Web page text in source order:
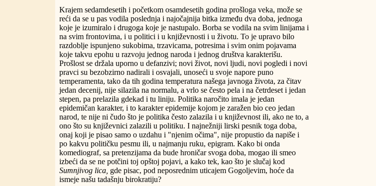
Krajem sedamdesetih i početkom osamdesetih godina prošloga veka, može se
reći da se u pas vodila poslednja i najočajnija bitka između dva doba, jednoga
koje je izumiralo i drugoga koje je nastupalo. Borba se vodila na svim linijama i
na svim frontovima, i u politici i u književnosti i u životu. To je upravo bilo
razdoblje ispunjeno sukobima, trzavicama, potresima i svim onim pojavama
koje takvu epohu u razvoju jednog naroda i jednog društva karakterišu.
Prošlost se držala uporno u defanzivi; novi život, novi ljudi, novi pogledi i novi
pravci su bezobzirno nadirali i osvajali, unoseći u svoje napore puno
temperamenta, tako da tih godina temperatura našega javnoga života, za čitav
jedan decenij, nije silazila na normalu, a vrlo se često pela i na četrdeset i jedan
stepen, pa prelazila gdekad i tu liniju. Politika naročito imala je jedan
epidemičan karakter, i to karakter epidemije kojom je zaražen bio ceo jedan
narod, te nije ni čudo što je politika često zalazila i u književnost ili, ako ne to, a
ono što su književnici zalazili u politiku. I najnežniji lirski pesnik toga doba,
onaj koji je pisao samo o uzdahu i "njenim očima", nije propustio da napiše i
po kakvu političku pesmu ili, u najmanju ruku, epigram. Kako bi onda
komediograf, sa pretenzijama da bude hroničar svoga doba, mogao ili smeo
izbeći da se ne potčini toj opštoj pojavi, a kako tek, kao što je slučaj kod
Sumnjivog lica, gde pisac, pod neposrednim uticajem Gogoljevim, hoće da
ismeje našu tadašnju birokratiju?